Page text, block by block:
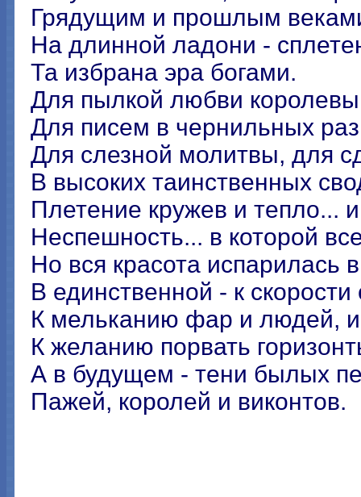
Грядущим и прошлым
На длинной ладони -
Та избрана эра богами.
Для пылкой любви королевы
Для писем в чернильных
Для слезной молитвы, для
В высоких таинственных
Плетение кружев и тепло...
Неспешность... в которой
Но вся красота испарилась
В единственной - к скорости
К мельканию фар и людей,
К желанию порвать
А в будущем - тени былых
Пажей, королей и виконтов.